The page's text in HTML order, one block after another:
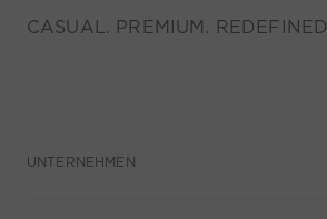
CASUAL. PREMIUM. REDEFINED
UNTERNEHMEN